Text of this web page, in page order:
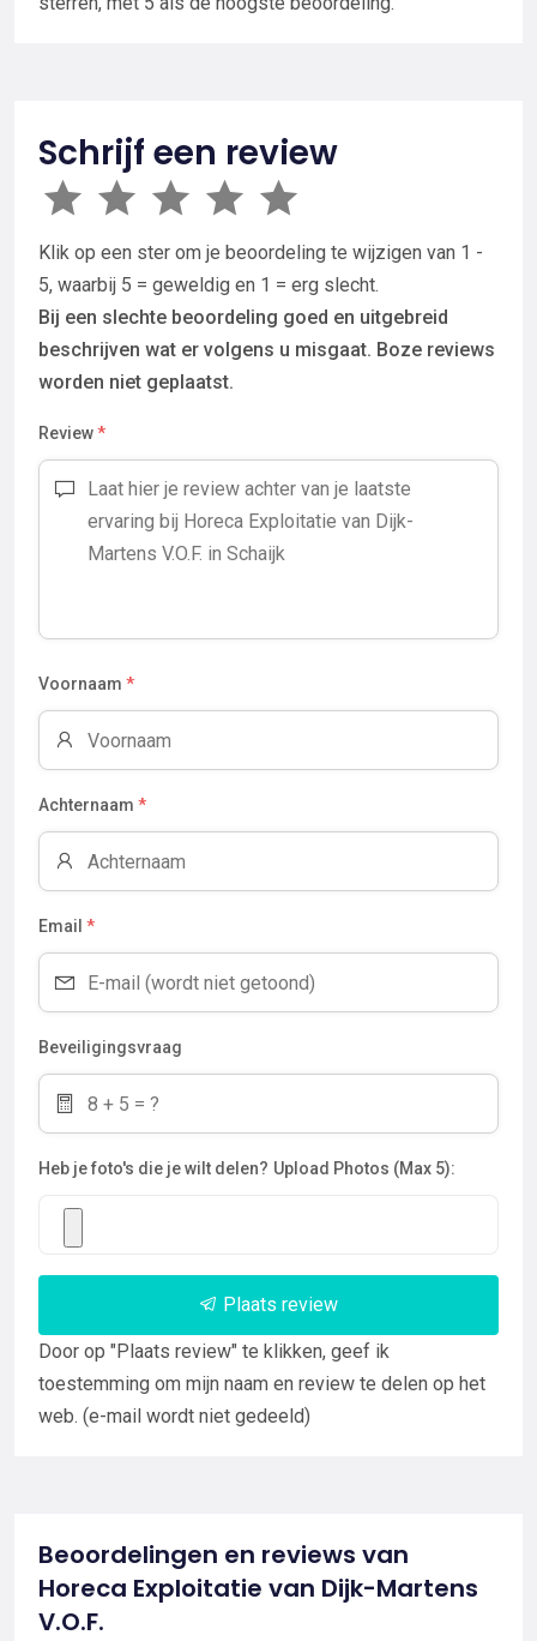
Schrijf een review
Klik op een ster om je beoordeling te wijzigen van 1 -
5, waarbij 5 = geweldig en 1 = erg slecht.
Bij een slechte beoordeling goed en uitgebreid
beschrijven wat er volgens u misgaat. Boze reviews
worden niet geplaatst.
Review*
Voornaam *
Achternaam *
Email *
Beveiligingsvraag
Heb je foto's die je wilt delen? Upload Photos (Max 5):
Plaats review
Door op "Plaats review" te klikken, geef ik
toestemming om mijn naam en review te delen op het
web. (e-mail wordt niet gedeeld)
Beoordelingen en reviews van
Horeca Exploitatie van Dijk-Martens
V.O.F.